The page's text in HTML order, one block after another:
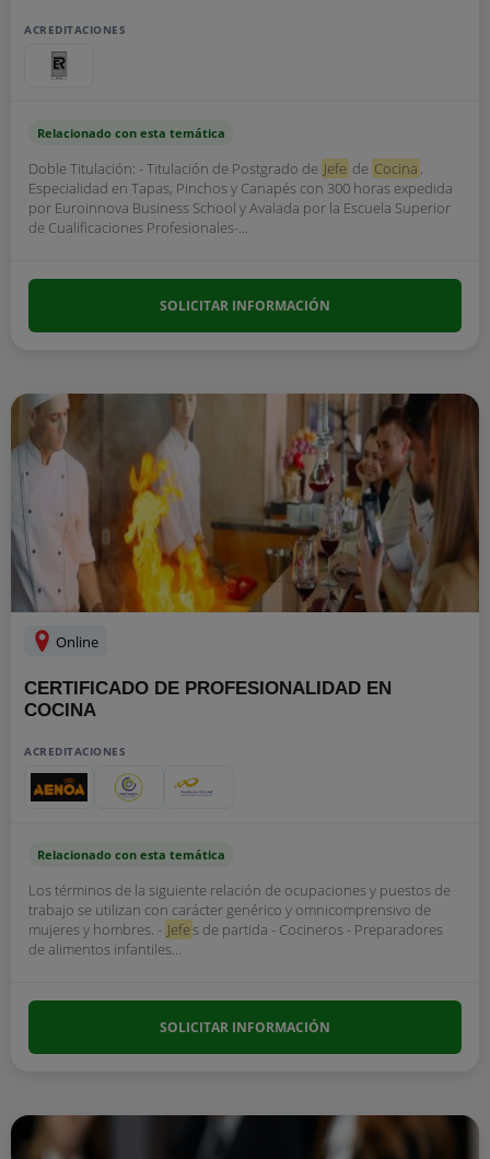
ACREDITACIONES
Relacionado con esta temática
Doble Titulación: - Titulación de Postgrado de Jefe de Cocina .
Especialidad en Tapas, Pinchos y Canapés con 300 horas expedida
por Euroinnova Business School y Avalada por la Escuela Superior
de Cualificaciones Profesionales-...
SOLICITAR INFORMACIÓN
Online
CERTIFICADO DE PROFESIONALIDAD EN
COCINA
ACREDITACIONES
Relacionado con esta temática
Los términos de la siguiente relación de ocupaciones y puestos de
trabajo se utilizan con carácter genérico y omnicomprensivo de
mujeres y hombres. - Jefes de partida - Cocineros - Preparadores
de alimentos infantiles...
SOLICITAR INFORMACIÓN